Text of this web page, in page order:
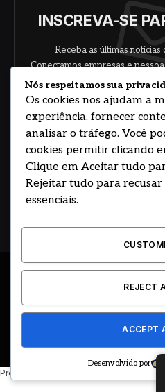
INSCREVA-SE
Receba as últimas
Conectamos empresas e
e
Concorde com nossos
© 2026 DESENVOLVIDO
ÚLTIMAS NOTÍCIAS
EDITORIAL
Nós respeitamos sua
Os cookies nos ajudam a
experiência, fornecer
analisar o tráfego. Você
cookies permitir clicando
Clique em Aceitar tudo
Rejeitar tudo para recusar
essenciais.
REJECT
ACCEPT
Desenvolvido por
Precisando de ajuda? Basta enviar uma